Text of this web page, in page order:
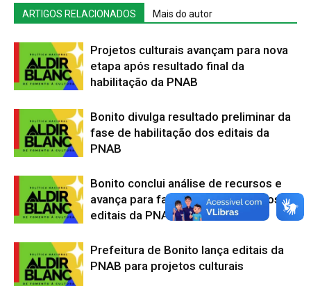
ARTIGOS RELACIONADOS Mais do autor
Projetos culturais avançam para nova
etapa após resultado final da
habilitação da PNAB
Bonito divulga resultado preliminar da
fase de habilitação dos editais da
PNAB
Bonito conclui análise de recursos e
avança para fase de habilitação dos
editais da PNAB 2026
Prefeitura de Bonito lança editais da
PNAB para projetos culturais